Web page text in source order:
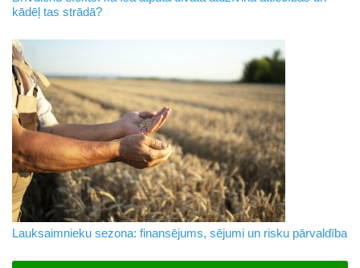
kādēļ tas strādā?
Lauksaimnieku sezona: finansējums, sējumi un risku pārvaldība